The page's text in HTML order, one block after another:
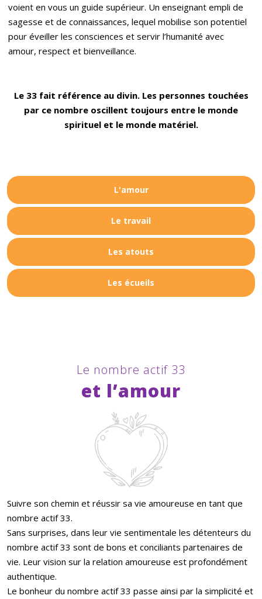
voient en vous un guide supérieur. Un enseignant empli de
sagesse et de connaissances, lequel mobilise son potentiel
pour éveiller les consciences et servir l’humanité avec
amour, respect et bienveillance.
Le 33 fait référence au divin. Les personnes touchées
par ce nombre oscillent toujours entre le monde
spirituel et le monde matériel.
L'amour
Le travail
Les atouts
Les écueils
Le nombre actif 33
et l’amour
Suivre son chemin et réussir sa vie amoureuse en tant que
nombre actif 33.
Sans surprises, dans leur vie sentimentale les détenteurs du
nombre actif 33 sont de bons et conciliants partenaires de
vie. Leur vision sur la relation amoureuse est profondément
authentique.
Le bonheur du nombre actif 33 passe ainsi par la simplicité et